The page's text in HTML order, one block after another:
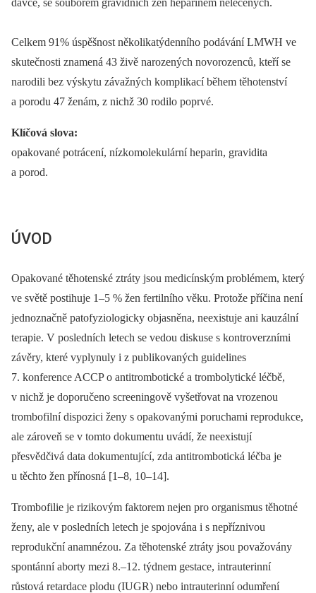
dávce, se souborem gravidních žen heparinem neléčených.
Celkem 91% úspěšnost několikatýdenního podávání LMWH ve
skutečnosti znamená 43 živě narozených novorozenců, kteří se
narodili bez výskytu závažných komplikací během těhotenství
a porodu 47 ženám, z nichž 30 rodilo poprvé.
Klíčová slova:
opakované potrácení, nízkomolekulární heparin, gravidita
a porod.
ÚVOD
Opakované těhotenské ztráty jsou medicínským problémem, který
ve světě postihuje 1–5 % žen fertilního věku. Protože příčina není
jednoznačně patofyziologicky objasněna, neexistuje ani kauzální
terapie. V posledních letech se vedou diskuse s kontroverzními
závěry, které vyplynuly i z publikovaných guidelines
7. konference ACCP o antitrombotické a trombolytické léčbě,
v nichž je doporučeno screeningově vyšetřovat na vrozenou
trombofilní dispozici ženy s opakovanými poruchami reprodukce,
ale zároveň se v tomto dokumentu uvádí, že neexistují
přesvědčivá data dokumentující, zda antitrombotická léčba je
u těchto žen přínosná [1–8, 10–14].
Trombofilie je rizikovým faktorem nejen pro organismus těhotné
ženy, ale v posledních letech je spojována i s nepříznivou
reprodukční anamnézou. Za těhotenské ztráty jsou považovány
spontánní aborty mezi 8.–12. týdnem gestace, intrauterinní
růstová retardace plodu (IUGR) nebo intrauterinní odumření